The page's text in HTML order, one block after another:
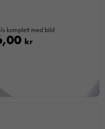
komplett med bild
kr